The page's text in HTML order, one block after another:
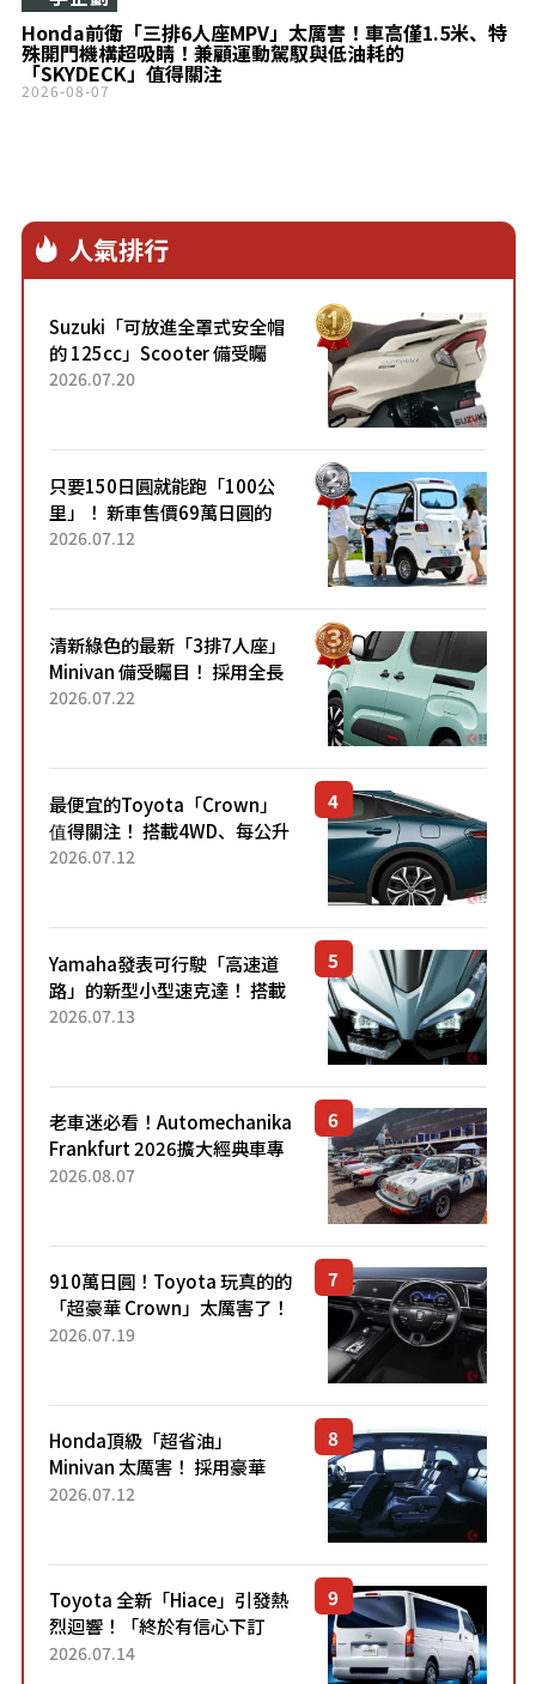
Honda前衛「三排6人座MPV」太厲害！車高僅1.5米、特
殊開門機構超吸睛！兼顧運動駕馭與低油耗的
「SKYDECK」值得關注
2026-08-07
人氣排行
Suzuki「可放進全罩式安全帽
的 125cc」Scooter 備受矚
目！採用全新流線設計與各項
2026.07.20
只要150日圓就能跑「100公
里」！ 新車售價69萬日圓的
「3人座」Trike大受歡迎！ 順
2026.07.12
清新綠色的最新「3排7人座」
Minivan 備受矚目！ 採用全長
4.7公尺剛剛好的車身尺寸與
2026.07.22
最便宜的Toyota「Crown」
值得關注！ 搭載4WD、每公升
22.4公里低油耗表現超亮眼！
2026.07.12
Yamaha發表可行駛「高速道
路」的新型小型速克達！ 搭載
能享受超強勁「渦輪感」的動
2026.07.13
老車迷必看！Automechanika
Frankfurt 2026擴大經典車專
區 1954年珍稀古董車現場修復
2026.08.07
910萬日圓！Toyota 玩真的的
「超豪華 Crown」太厲害了！
採用由「匠人技藝」打造的
2026.07.19
Honda頂級「超省油」
Minivan 太厲害！ 採用豪華
「真皮座椅」與專屬「黑色內
「三...
2026.07.12
Toyota 全新「Hiace」引發熱
烈迴響！「終於有信心下訂
了！」「哪個等級交車最
2026.07.14